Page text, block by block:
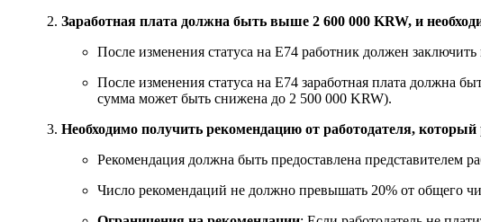
Заработная плата должна быть выше 2 600 000 KRW, и
После изменения статуса на E74 работник должен
После изменения статуса на E74 заработная плата должна
сумма может быть снижена до 2 500 000 KRW).
Необходимо получить рекомендацию от работодателя, который
Рекомендация должна быть предоставлена представителем
Число рекомендаций не должно превышать 20% от общего